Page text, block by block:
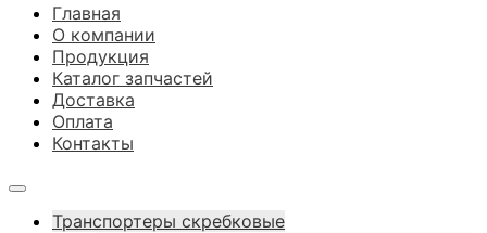
Главная
О компании
Продукция
Каталог запчастей
Доставка
Оплата
Контакты
Транспортеры скребковые